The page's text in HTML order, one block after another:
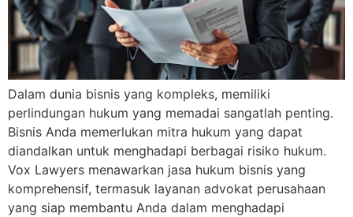
Dalam dunia bisnis yang kompleks, memiliki
perlindungan hukum yang memadai sangatlah penting.
Bisnis Anda memerlukan mitra hukum yang dapat
diandalkan untuk menghadapi berbagai risiko hukum.
Vox Lawyers menawarkan jasa hukum bisnis yang
komprehensif, termasuk layanan advokat perusahaan
yang siap membantu Anda dalam menghadapi